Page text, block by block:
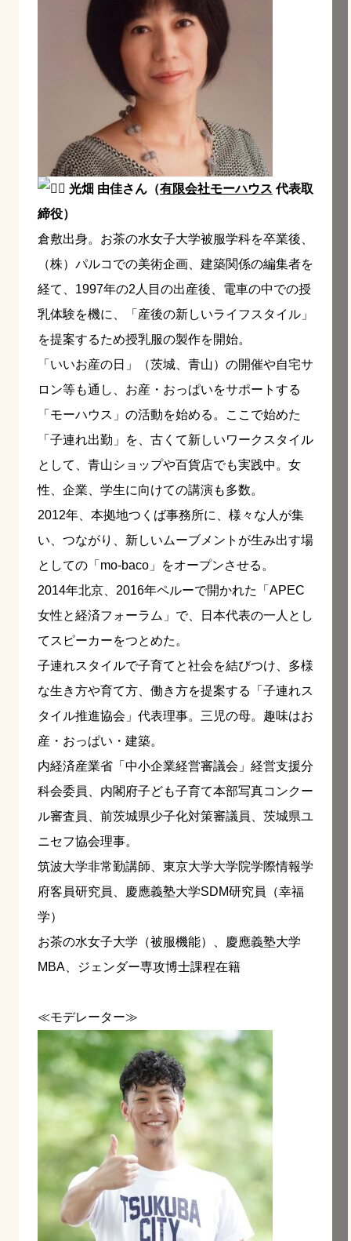
光畑 由佳さん（有限会社モーハウス 代表取
締役）
倉敷出身。お茶の水女子大学被服学科を卒業後、
（株）パルコでの美術企画、建築関係の編集者を
経て、1997年の2人目の出産後、電車の中での授
乳体験を機に、「産後の新しいライフスタイル」
を提案するため授乳服の製作を開始。
「いいお産の日」（茨城、青山）の開催や自宅サ
ロン等も通し、お産・おっぱいをサポートする
「モーハウス」の活動を始める。ここで始めた
「子連れ出勤」を、古くて新しいワークスタイル
として、青山ショップや百貨店でも実践中。女
性、企業、学生に向けての講演も多数。
2012年、本拠地つくば事務所に、様々な人が集
い、つながり、新しいムーブメントが生み出す場
としての「mo-baco」をオープンさせる。
2014年北京、2016年ペルーで開かれた「APEC
女性と経済フォーラム」で、日本代表の一人とし
てスピーカーをつとめた。
子連れスタイルで子育てと社会を結びつけ、多様
な生き方や育て方、働き方を提案する「子連れス
タイル推進協会」代表理事。三児の母。趣味はお
産・おっぱい・建築。
内経済産業省「中小企業経営審議会」経営支援分
科会委員、内閣府子ども子育て本部写真コンクー
ル審査員、前茨城県少子化対策審議員、茨城県ユ
ニセフ協会理事。
筑波大学非常勤講師、東京大学大学院学際情報学
府客員研究員、慶應義塾大学SDM研究員（幸福
学）
お茶の水女子大学（被服機能）、慶應義塾大学
MBA、ジェンダー専攻博士課程在籍
≪モデレーター≫